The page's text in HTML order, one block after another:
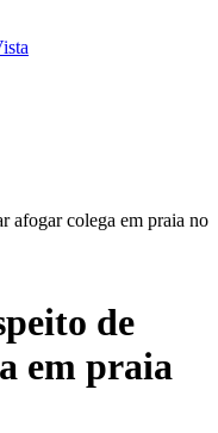
afogar colega em praia no
de
em praia